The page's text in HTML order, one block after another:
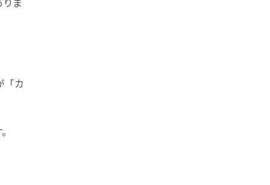
「カ